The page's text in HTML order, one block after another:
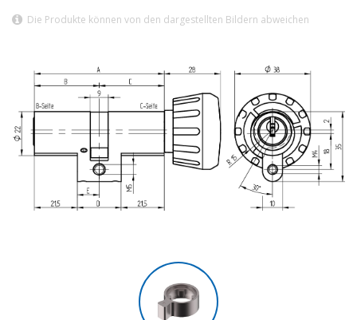
Die Produkte können von den dargestellten Bildern abweichen